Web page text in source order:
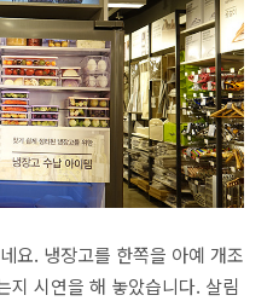
요. 냉장고를 한쪽을 아예 개조
지 시연을 해 놓았습니다. 살림